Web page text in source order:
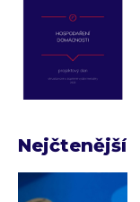
Nejčtenější